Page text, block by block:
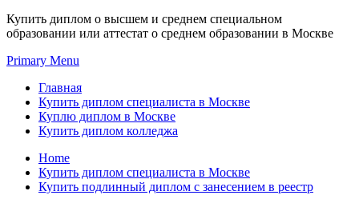
Купить диплом о высшем и среднем специальном
образовании или аттестат о среднем образовании в Москве
Primary Menu
Главная
Купить диплом специалиста в Москве
Куплю диплом в Москве
Купить диплом колледжа
Home
Купить диплом специалиста в Москве
Купить подлинный диплом с занесением в реестр